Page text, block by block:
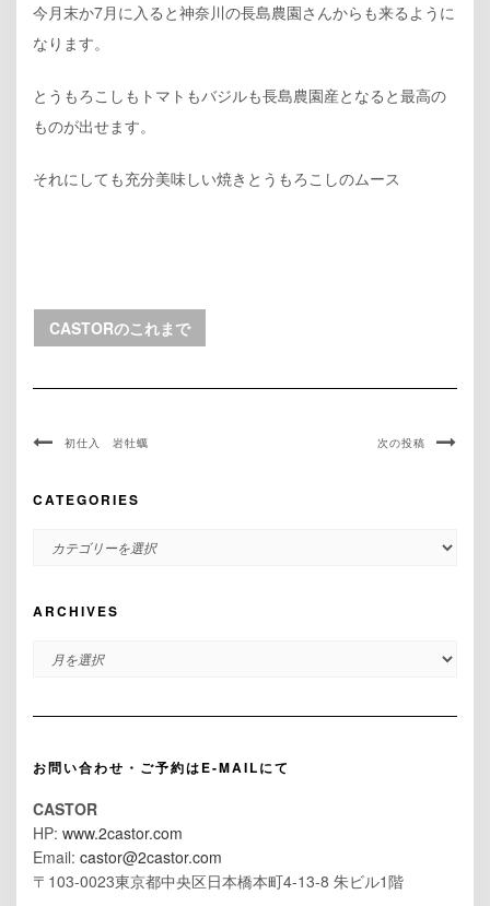
今月末か7月に入ると神奈川の長島農園さんからも来るように
なります。
とうもろこしもトマトもバジルも長島農園産となると最高の
ものが出せます。
それにしても充分美味しい焼きとうもろこしのムース
CASTORのこれまで
初仕入 岩牡蠣 次の投稿
CATEGORIES
CATEGORIES
ARCHIVES
ARCHIVES
お問い合わせ・ご予約はE-MAILにて
CASTOR
HP: www.2castor.com
Email: castor@2castor.com
〒103-0023東京都中央区日本橋本町4-13-8 朱ビル1階